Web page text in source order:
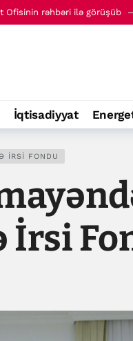
7 avqust 00:01
7 avqust 00:01
İqtisadiyyat
İRSI FONDU
İrsi